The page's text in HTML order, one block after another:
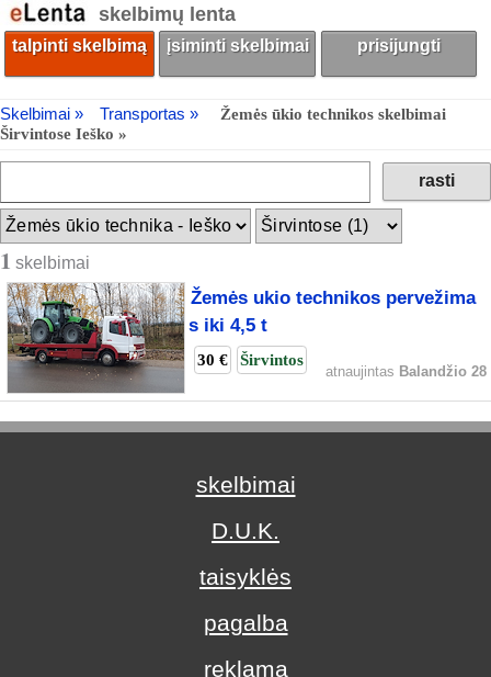
skelbimų lenta
talpinti skelbimą įsiminti skelbimai prisijungti
Skelbimai » Transportas »
Žemės ūkio technikos skelbimai
Širvintose Ieško »
1 skelbimai
Žemės ukio technikos pervežima
s iki 4,5 t
30 € Širvintos
atnaujintas Balandžio 28
skelbimai
D.U.K.
taisyklės
pagalba
reklama